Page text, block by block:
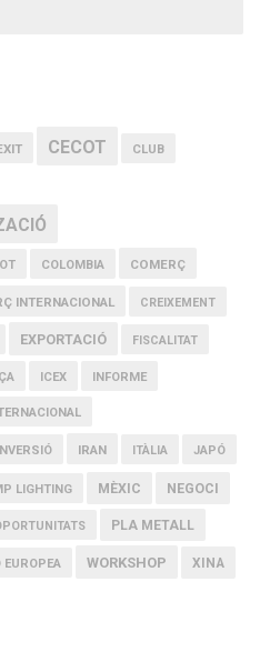
CECOT CLUB
COLOMBIA COMERÇ
INTERNACIONAL CREIXEMENT
EXPORTACIÓ FISCALITAT
ICEX INFORME
IRAN ITÀLIA JAPÓ
LIGHTING MÈXIC NEGOCI
PLA METALL
EUROPEA WORKSHOP XINA